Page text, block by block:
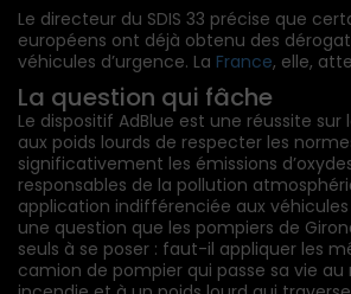
Le directeur du SDIS 33 précise que
européens ont déjà obtenu des
véhicules d’urgence. La France, elle,
La question qui fâche
Le dispositif AdBlue est une réussite
aux poids lourds de respecter les
significativement les émissions
responsables de la pollution
application indifférenciée aux
une question que les pompiers de
seuls à se poser : faut-il appliquer les
camion de pompier qui passe sa vie au